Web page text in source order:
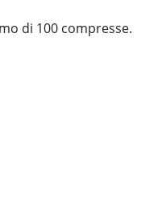
di 100 compresse.